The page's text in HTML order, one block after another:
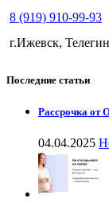
8 (919) 910-99-93
г.Ижевск,
Последние статьи
Рассрочка от
04.04.2025